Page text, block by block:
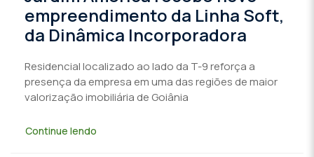
empreendimento da Linha Soft,
da Dinâmica Incorporadora
Residencial localizado ao lado da T-9 reforça a
presença da empresa em uma das regiões de maior
valorização imobiliária de Goiânia
Continue lendo